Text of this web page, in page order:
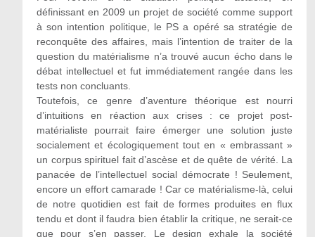
définissant en 2009 un projet de société comme support
à son intention politique, le PS a opéré sa stratégie de
reconquête des affaires, mais l’intention de traiter de la
question du matérialisme n’a trouvé aucun écho dans le
débat intellectuel et fut immédiatement rangée dans les
tests non concluants.
Toutefois, ce genre d’aventure théorique est nourri
d’intuitions en réaction aux crises : ce projet post-
matérialiste pourrait faire émerger une solution juste
socialement et écologiquement tout en « embrassant »
un corpus spirituel fait d’ascèse et de quête de vérité. La
panacée de l’intellectuel social démocrate ! Seulement,
encore un effort camarade ! Car ce matérialisme-là, celui
de notre quotidien est fait de formes produites en flux
tendu et dont il faudra bien établir la critique, ne serait-ce
que pour s’en passer. Le design exhale la société